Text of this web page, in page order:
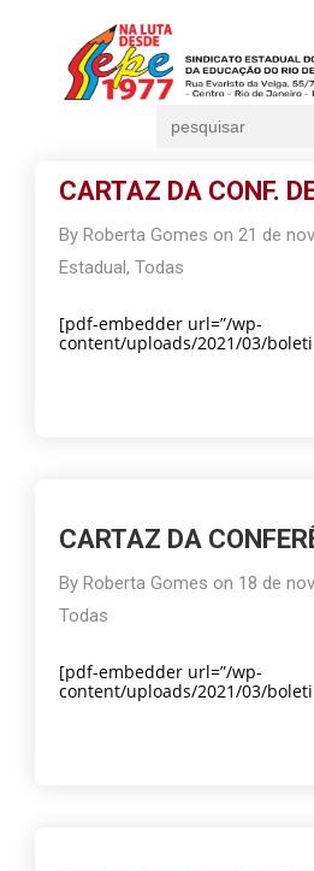
for:
CARTAZ DA CONF.
ByRoberta Gomes on21 de
Estadual,Todas
[pdf-embedder url=”/wp-
content/uploads/2021/03/
CARTAZ DA
ByRoberta Gomes on 18 de
Todas
[pdf-embedder url=”/wp-
content/uploads/2021/03/